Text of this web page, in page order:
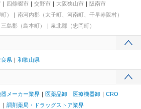
四條畷市 交野市 大阪狭山市
阪南市
）
南河内郡（太子町、河南町、千早赤阪村）
三島郡（島本町） 泉北郡（忠岡町）
良県 和歌山県
器メーカー業界 医薬品卸 医療機器卸
CRO
調剤薬局・ドラッグストア業界